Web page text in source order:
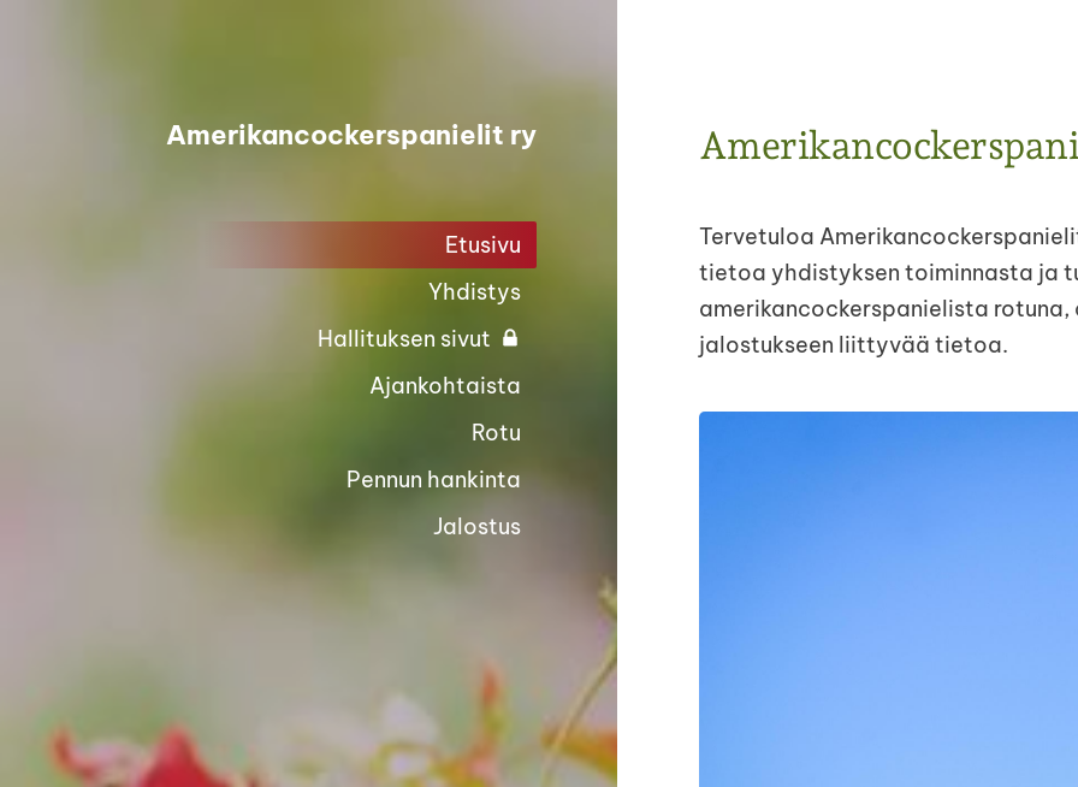
Amerikancockerspanielit ry
Etusivu
Yhdistys
Hallituksen sivut
Ajankohtaista
Rotu
Pennun hankinta
Jalostus
Tervetuloa
tietoa yhdistyksen toiminnasta ja
amerikancockerspanielista rotuna,
jalostukseen liittyvää tietoa.